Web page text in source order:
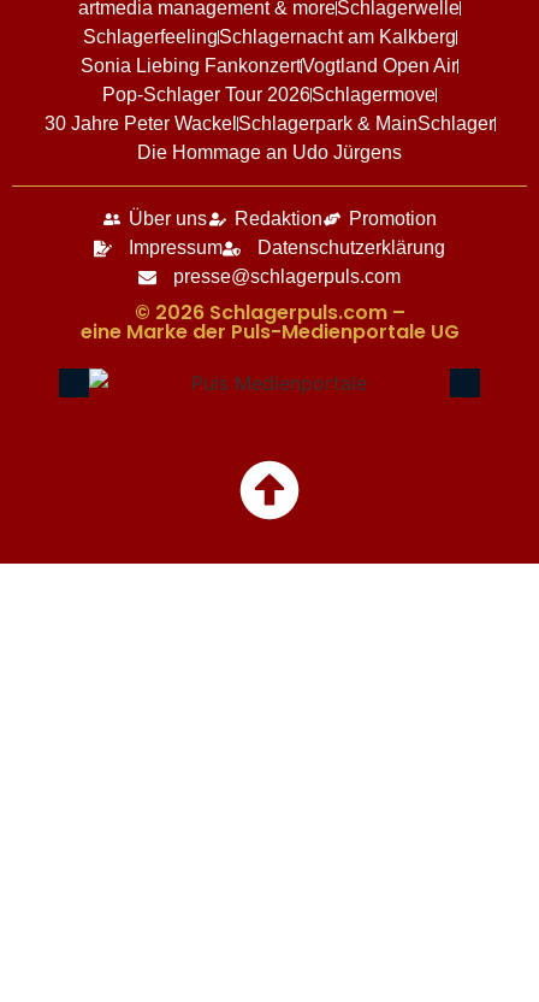
artmedia management & moreSchlagerwelle
SchlagerfeelingSchlagernacht am Kalkberg
Sonia Liebing FankonzertVogtland Open Air
Pop-Schlager Tour 2026Schlagermove
30 Jahre Peter Wackel Schlagerpark & MainSchlager
Die Hommage an Udo Jürgens
Über uns Redaktion
Promotion
Impressum
Datenschutzerklärung
presse@schlagerpuls.com
© 2026 Schlagerpuls.com –
eine Marke der Puls-Medienportale UG​